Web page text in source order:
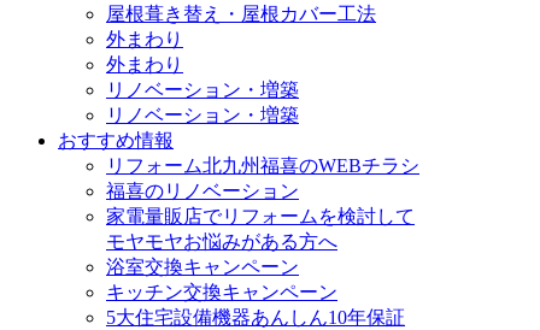
屋根葺き替え・屋根カバー工法
外まわり
外まわり
リノベーション・増築
リノベーション・増築
おすすめ情報
リフォーム北九州福喜のWEBチラシ
福喜のリノベーション
家電量販店でリフォームを検討して
モヤモヤお悩みがある方へ
浴室交換キャンペーン
キッチン交換キャンペーン
5大住宅設備機器あんしん10年保証